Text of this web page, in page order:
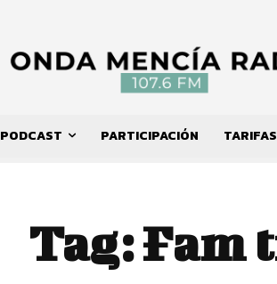
PODCAST PARTICIPACIÓN TARIFAS
Tag:Fam